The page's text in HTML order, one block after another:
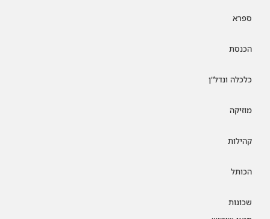
ספרא
הכנסת
כלכלה ונדל"ן
מוזיקה
קהילות
הכותל
שכונות